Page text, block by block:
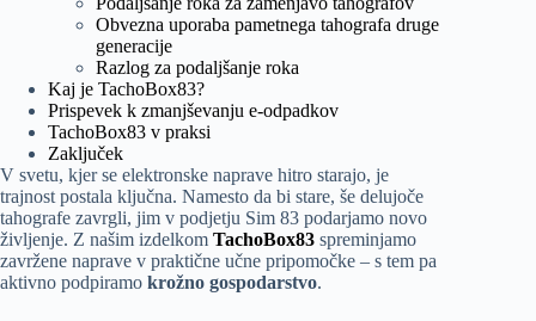
Obvezna uporaba pametnega tahografa druge
generacije
Razlog za podaljšanje roka
Kaj je TachoBox83?
Prispevek k zmanjševanju e-odpadkov
TachoBox83 v praksi
Zaključek
V svetu, kjer se elektronske naprave hitro starajo, je
trajnost postala ključna. Namesto da bi stare, še delujoče
tahografe zavrgli, jim v podjetju Sim 83 podarjamo novo
življenje. Z našim izdelkom TachoBox83 spreminjamo
zavržene naprave v praktične učne pripomočke – s tem pa
aktivno podpiramo krožno gospodarstvo.